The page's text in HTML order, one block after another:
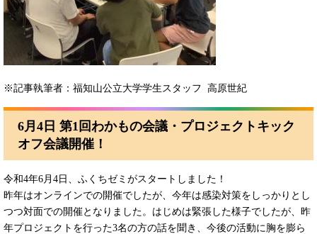
※記事執筆者：福知山公立大学学生スタッフ 高原世紀
6月4日 第1回わかもの会議・プロジェクトキック
オフ会議開催！
令和4年6月4日、ふくちゼミがスタートしました！
昨年はオンラインでの開催でしたが、今年は感染対策をしっかりとし
つつ対面での開催となりました。はじめは緊張した様子でしたが、昨
年プロジェクトを行った3名の方の話を聞き、今後の活動に胸を膨ら